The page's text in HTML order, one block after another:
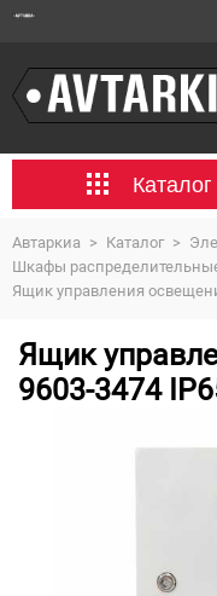
Автаркиа > Каталог >
Шкафы
Ящик управления
Ящик
9603-3474